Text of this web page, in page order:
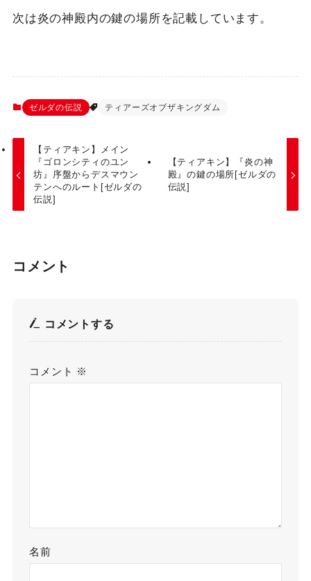
次は炎の神殿内の鍵の場所を記載しています。
ゼルダの伝説 ティアーズオブザキングダム
【ティアキン】メイン
『ゴロンシティのユン
坊』序盤からデスマウン
テンへのルート[ゼルダの
伝説]
【ティアキン】『炎の神
殿』の鍵の場所[ゼルダの
伝説]
コメント
コメントする
コメント ※
名前